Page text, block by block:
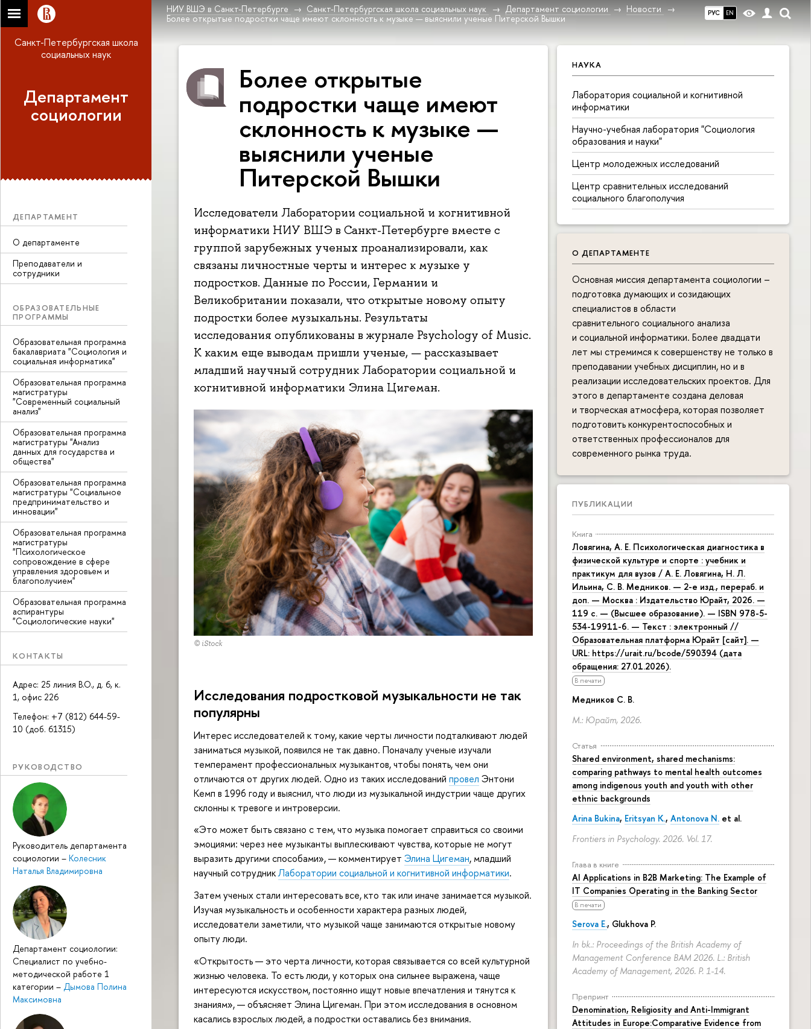
РУС EN
НИУ ВШЭ в Санкт-Петербурге Санкт-Петербургская школа социальных наук Департамент социологии
Новости
Более открытые подростки чаще имеют склонность к музыке — выяснили ученые Питерской Вышки
Санкт-Петербургская школа
социальных наук
Департамент
социологии
ДЕПАРТАМЕНТ
О департаменте
Преподаватели и
сотрудники
ОБРАЗОВАТЕЛЬНЫЕ
ПРОГРАММЫ
Образовательная программа
бакалавриата "Социология и
социальная информатика"
Образовательная программа
магистратуры
"Современный социальный
анализ"
Образовательная программа
магистратуры "Анализ
данных для государства и
общества"
Образовательная программа
магистратуры "Социальное
предпринимательство и
инновации"
Образовательная программа
магистратуры
"Психологическое
сопровождение в сфере
управления здоровьем и
благополучием"
Образовательная программа
аспирантуры
"Социологические науки"
КОНТАКТЫ
Адрес: 25 линия В.О., д. 6, к.
1, офис 226
Телефон: +7 (812) 644-59-
10 (доб. 61315)
РУКОВОДСТВО
Руководитель департамента
социологии – Колесник
Наталья Владимировна
Департамент социологии:
Специалист по учебно-
методической работе 1
категории – Дымова Полина
Максимовна
НАУКА
Лаборатория социальной и когнитивной
информатики
Научно-учебная лаборатория "Социология
образования и науки"
Центр молодежных исследований
Центр сравнительных исследований
социального благополучия
О ДЕПАРТАМЕНТЕ
Основная миссия департамента социологии –
подготовка думающих и созидающих
специалистов в области
сравнительного социального анализа
и социальной информатики. Более двадцати
лет мы стремимся к совершенству не только в
преподавании учебных дисциплин, но и в
реализации исследовательских проектов. Для
этого в департаменте создана деловая
и творческая атмосфера, которая позволяет
подготовить конкурентоспособных и
ответственных профессионалов для
современного рынка труда.
ПУБЛИКАЦИИ
Книга
Ловягина, А. Е. Психологическая диагностика в
физической культуре и спорте : учебник и
практикум для вузов / А. Е. Ловягина, Н. Л.
Ильина, С. В. Медников. — 2-е изд., перераб. и
доп. — Москва : Издательство Юрайт, 2026. —
119 с. — (Высшее образование). — ISBN 978-5-
534-19911-6. — Текст : электронный //
Образовательная платформа Юрайт [сайт]. —
URL: https://urait.ru/bcode/590394 (дата
обращения: 27.01.2026).
В печати
Медников С. В.
М.: Юрайт, 2026.
Статья
Shared environment, shared mechanisms:
comparing pathways to mental health outcomes
among indigenous youth and youth with other
ethnic backgrounds
Arina Bukina, Eritsyan K., Antonova N. et al.
Frontiers in Psychology. 2026. Vol. 17.
Глава в книге
AI Applications in B2B Marketing: The Example of
IT Companies Operating in the Banking Sector
В печати
Serova E., Glukhova P.
In bk.: Proceedings of the British Academy of
Management Conference BAM 2026. L.: British
Academy of Management, 2026. P. 1-14.
Препринт
Denomination, Religiosity and Anti-Immigrant
Attitudes in Europe:Comparative Evidence from
Более открытые
подростки чаще имеют
склонность к музыке —
выяснили ученые
Питерской Вышки
Исследователи Лаборатории социальной и когнитивной
информатики НИУ ВШЭ в Санкт-Петербурге вместе с
группой зарубежных ученых проанализировали, как
связаны личностные черты и интерес к музыке у
подростков. Данные по России, Германии и
Великобритании показали, что открытые новому опыту
подростки более музыкальны. Результаты
исследования опубликованы в журнале Psychology of Music.
К каким еще выводам пришли ученые, — рассказывает
младший научный сотрудник Лаборатории социальной и
когнитивной информатики Элина Цигеман.
© iStock
Исследования подростковой музыкальности не так
популярны
Интерес исследователей к тому, какие черты личности подталкивают людей
заниматься музыкой, появился не так давно. Поначалу ученые изучали
темперамент профессиональных музыкантов, чтобы понять, чем они
отличаются от других людей. Одно из таких исследований провел Энтони
Кемп в 1996 году и выяснил, что люди из музыкальной индустрии чаще других
склонны к тревоге и интроверсии.
«Это может быть связано с тем, что музыка помогает справиться со своими
эмоциями: через нее музыканты выплескивают чувства, которые не могут
выразить другими способами», — комментирует Элина Цигеман, младший
научный сотрудникЛаборатории социальной и когнитивной информатики.
Затем ученых стали интересовать все, кто так или иначе занимается музыкой.
Изучая музыкальность и особенности характера разных людей,
исследователи заметили, что музыкой чаще занимаются открытые новому
опыту люди.
«Открытость — это черта личности, которая связывается со всей культурной
жизнью человека. То есть люди, у которых она сильнее выражена, чаще
интересуются искусством, постоянно ищут новые впечатления и тянутся к
знаниям», — объясняет Элина Цигеман. При этом исследования в основном
касались взрослых людей, а подростки оставались без внимания.